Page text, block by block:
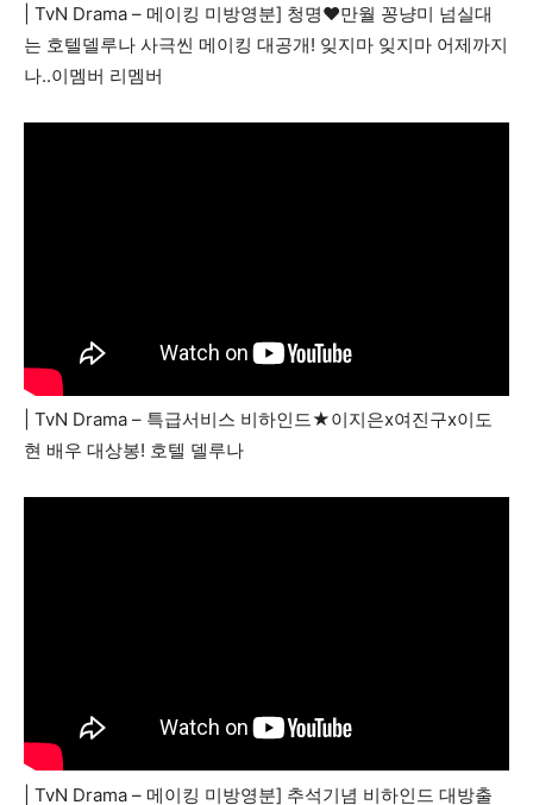
| TvN Drama – 메이킹 미방영분] 청명♥만월 꽁냥미 넘실대
는 호텔델루나 사극씬 메이킹 대공개! 잊지마 잊지마 어제까지
나..이멤버 리멤버
| TvN Drama – 특급서비스 비하인드★이지은x여진구x이도
현 배우 대상봉! 호텔 델루나
| TvN Drama – 메이킹 미방영분] 추석기념 비하인드 대방출